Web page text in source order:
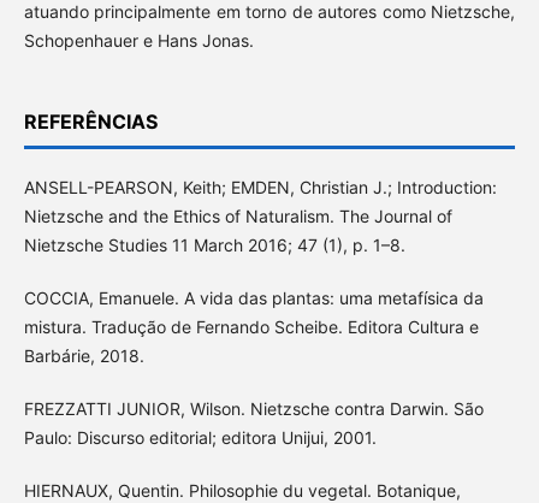
atuando principalmente em torno de autores como Nietzsche,
Schopenhauer e Hans Jonas.
REFERÊNCIAS
ANSELL-PEARSON, Keith; EMDEN, Christian J.; Introduction:
Nietzsche and the Ethics of Naturalism. The Journal of
Nietzsche Studies 11 March 2016; 47 (1), p. 1–8.
COCCIA, Emanuele. A vida das plantas: uma metafísica da
mistura. Tradução de Fernando Scheibe. Editora Cultura e
Barbárie, 2018.
FREZZATTI JUNIOR, Wilson. Nietzsche contra Darwin. São
Paulo: Discurso editorial; editora Unijui, 2001.
HIERNAUX, Quentin. Philosophie du vegetal. Botanique,